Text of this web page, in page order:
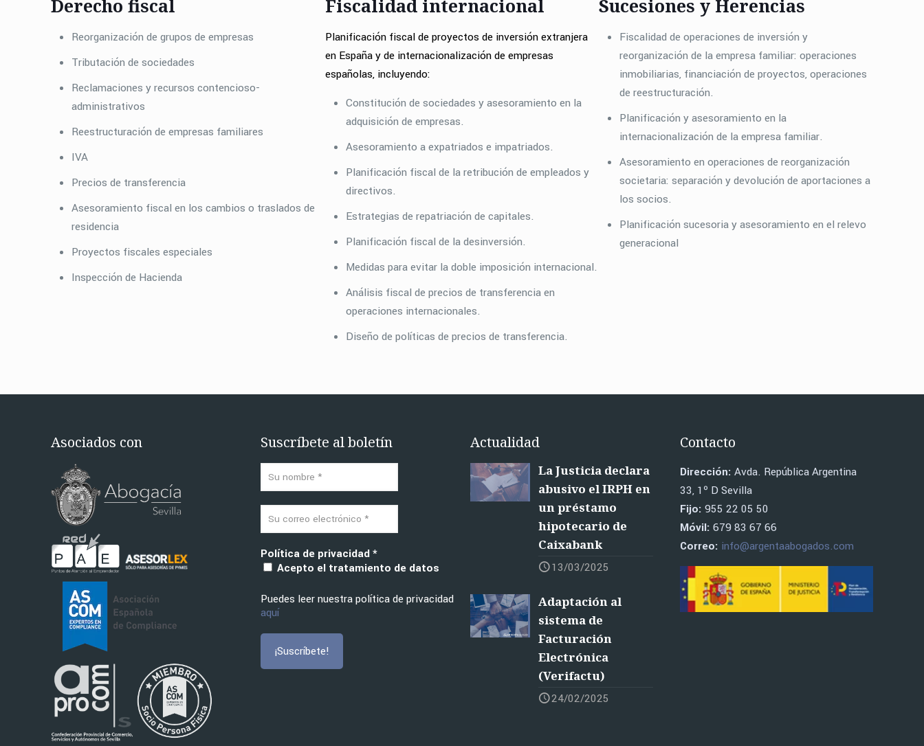
Derecho fiscal
Reorganización de grupos de empresas
Tributación de sociedades
Reclamaciones y recursos contencioso-
administrativos
Reestructuración de empresas familiares
IVA
Precios de transferencia
Asesoramiento fiscal en los cambios o traslados de
residencia
Proyectos fiscales especiales
Inspección de Hacienda
Fiscalidad internacional
Planificación fiscal de proyectos de inversión extranjera
en España y de internacionalización de empresas
españolas, incluyendo:
Constitución de sociedades y asesoramiento en la
adquisición de empresas.
Asesoramiento a expatriados e impatriados.
Planificación fiscal de la retribución de empleados y
directivos.
Estrategias de repatriación de capitales.
Planificación fiscal de la desinversión.
Medidas para evitar la doble imposición internacional.
Análisis fiscal de precios de transferencia en
operaciones internacionales.
Diseño de políticas de precios de transferencia.
Sucesiones y Herencias
Fiscalidad de operaciones de inversión y
reorganización de la empresa familiar: operaciones
inmobiliarias, financiación de proyectos, operaciones
de reestructuración.
Planificación y asesoramiento en la
internacionalización de la empresa familiar.
Asesoramiento en operaciones de reorganización
societaria: separación y devolución de aportaciones a
los socios.
Planificación sucesoria y asesoramiento en el relevo
generacional
Asociados con Suscríbete al boletín
Política de privacidad*
Acepto el tratamiento de datos
Puedes leer nuestra política de privacidad
aquí
Actualidad
La Justicia declara
abusivo el IRPH en
un préstamo
hipotecario de
Caixabank
13/03/2025
Adaptación al
sistema de
Facturación
Electrónica
(Verifactu)
24/02/2025
Contacto
Dirección: Avda. República Argentina
33, 1º D Sevilla
Fijo: 955 22 05 50
Móvil: 679 83 67 66
Correo: info@argentaabogados.com